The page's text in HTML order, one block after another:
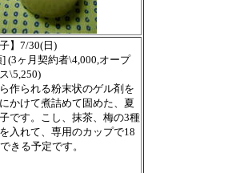
子】7/30(日)
] (3ヶ月契約者\4,000,オープ
\5,250)
作られる粉末状のゲル剤を
かけて煮詰めて固めた、夏
です。こし、抹茶、梅の3種
入れて、専用のカップで18
きる予定です。